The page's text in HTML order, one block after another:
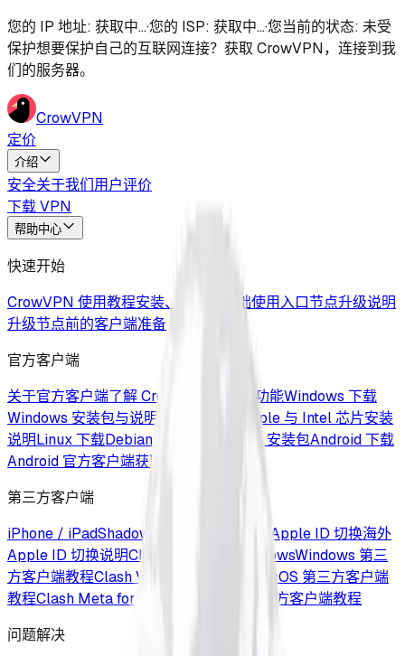
您的 IP 地址: 获取中...·您的 ISP: 获取中...·您当前的状态: 未受
保护想要保护自己的互联网连接？获取 CrowVPN，连接到我
们的服务器。
CrowVPN
定价
介绍
安全关于我们用户评价
下载 VPN
帮助中心
快速开始
CrowVPN 使用教程安装、配置与基础使用入口节点升级说明
升级节点前的客户端准备
官方客户端
关于官方客户端了解 CrowVPN 客户端功能Windows 下载
Windows 安装包与说明
Apple 与 Intel 芯片安装
说明Linux 下载Debian / Ubuntu / RPM 安装包Android 下载
Android 官方客户端获取
第三方客户端
iPhone / iPadShadowrocket 配置与使用 Apple ID 切换海外
Apple ID 切换说明Clash Verge for WindowsWindows 第三
方客户端教程Clash Verge for macOS
macOS 第三方客户端
教程Clash Meta for Android
Android 第三方客户端教程
问题解决